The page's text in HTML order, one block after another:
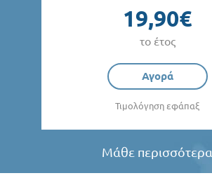
19,90€
το έτος
Αγορά
Τιμολόγηση εφάπαξ
Μάθε περισσότερα